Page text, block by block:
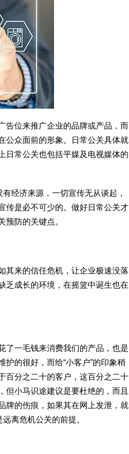
告位来推广企业的品牌或产品，而
公众面前的形象。日常公关具体就
日常公关也包括平媒及电视媒体的
经济来源，一切宣传无从谈起，
传是必不可少的。做好日常公关才
防的关键点。
其来的信任危机，让企业极速没落
乏成长的环境，在摇篮中诞生也在
了一毛钱来消费我们的产品，也是
的很好，而给“小客户”的印象稍
百分之二十的客户，这百分之二十
但小马识途建议是要杜绝的，而且
牌的伤痕，如果其在网上发泄，就
离危机公关的前提。